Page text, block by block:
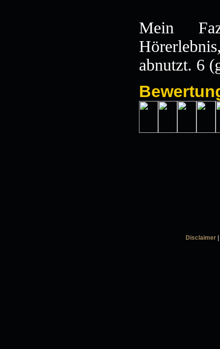
Mein
abnutzt. 6
Disclaimer|